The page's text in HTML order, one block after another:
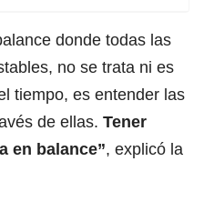
donde todas las
no se trata ni es
tiempo, es entender las
de ellas. Tener
en balance”, explicó la